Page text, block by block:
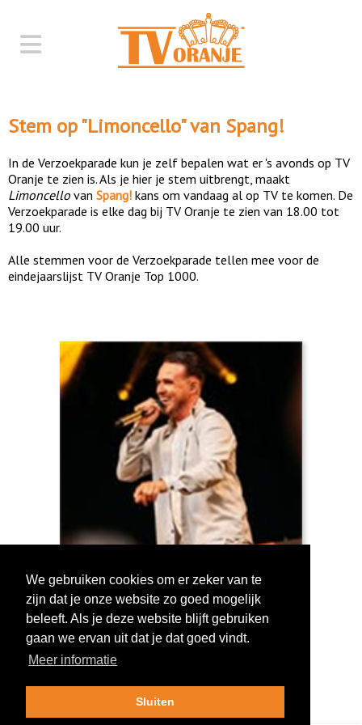
Stem op "Limoncello" van Spang!
In de Verzoekparade kun je zelf bepalen wat er 's avonds op TV
Oranje te zien is. Als je hier je stem uitbrengt, maakt
Limoncello van Spang! kans om vandaag al op TV te komen. De
Verzoekparade is elke dag bij TV Oranje te zien van 18.00 tot
19.00 uur.
Alle stemmen voor de Verzoekparade tellen mee voor de
eindejaarslijst TV Oranje Top 1000.
Log in om te stemmen!
We gebruiken cookies om er zeker van te
zijn dat je onze website zo goed mogelijk
beleeft. Als je deze website blijft gebruiken
gaan we ervan uit dat je dat goed vindt.
Meer informatie
Sluiten